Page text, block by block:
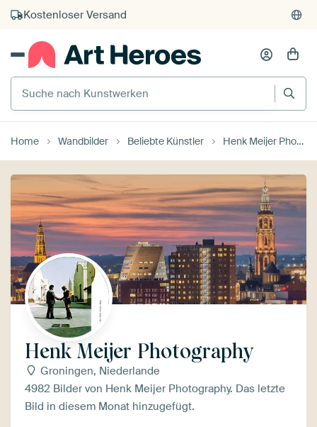
Kauf auf Rechnung
Individueller Druck auf Bestellung
Suche nach Kunstwerken
Home Wandbilder Beliebte Künstler Henk Meijer Photography
Henk Meijer Photography
Groningen, Niederlande
4982 Bilder von Henk Meijer Photography. Das letzte
Bild in diesem Monat hinzugefügt.